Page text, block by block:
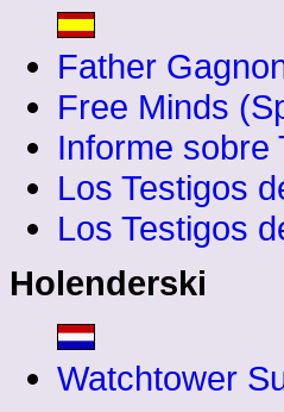
Father
Free Minds
Informe sobre
Los Testigos
Los Testigos
Holenderski
Watchtower